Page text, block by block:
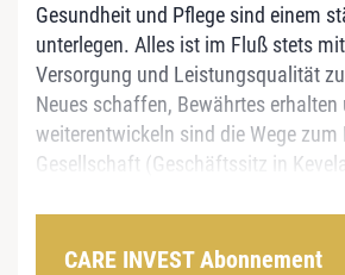
Gesundheit und Pflege sind einem
unterlegen. Alles ist im Fluß stets
Versorgung und Leistungsqualität
Neues schaffen, Bewährtes erhalten
weiterentwickeln sind die Wege zum
Gesellschaft (Geschäftssitz in
CARE INVEST Abonnement